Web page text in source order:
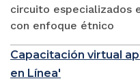
circuito especializados
con enfoque étnico
Capacitación virtual
en Línea'